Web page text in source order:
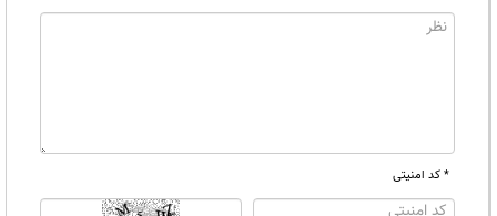
* کد امنیتی